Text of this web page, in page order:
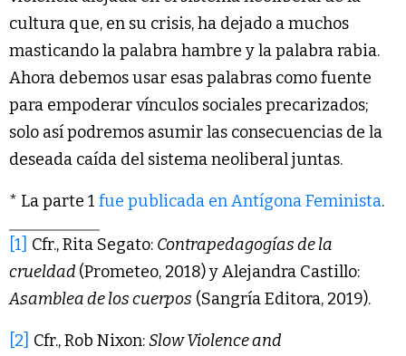
cultura que, en su crisis, ha dejado a muchos
masticando la palabra hambre y la palabra rabia.
Ahora debemos usar esas palabras como fuente
para empoderar vínculos sociales precarizados;
solo así podremos asumir las consecuencias de la
deseada caída del sistema neoliberal juntas.
* La parte 1 fue publicada en Antígona Feminista.
[1] Cfr., Rita Segato: Contrapedagogías de la
crueldad (Prometeo, 2018) y Alejandra Castillo:
Asamblea de los cuerpos (Sangría Editora, 2019).
[2] Cfr., Rob Nixon:Slow Violence and